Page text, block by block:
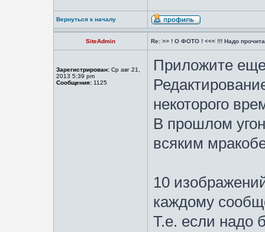
Вернуться к началу
SiteAdmin Re: >> ! О ФОТО ! <<< !!! Надо
Зарегистрирован: Ср авг 21,
2013 5:39 pm
Сообщения: 1125
Приложите
некоторого
В прошлом
всяким
10
каждому
Т.е. если надо